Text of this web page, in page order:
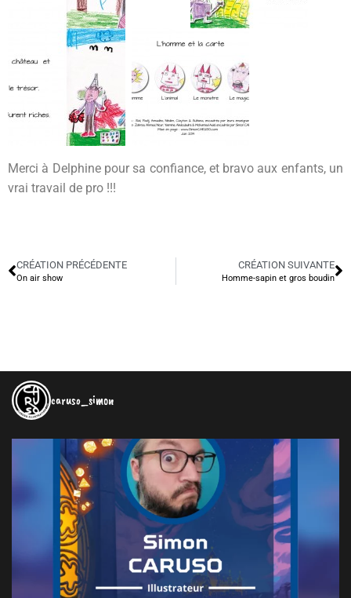
Merci à Delphine pour sa confiance, et bravo aux enfants, un
vrai travail de pro !!!
CRÉATION PRÉCÉDENTE
On air show
CRÉATION SUIVANTE
Homme-sapin et gros boudin
caruso_simon